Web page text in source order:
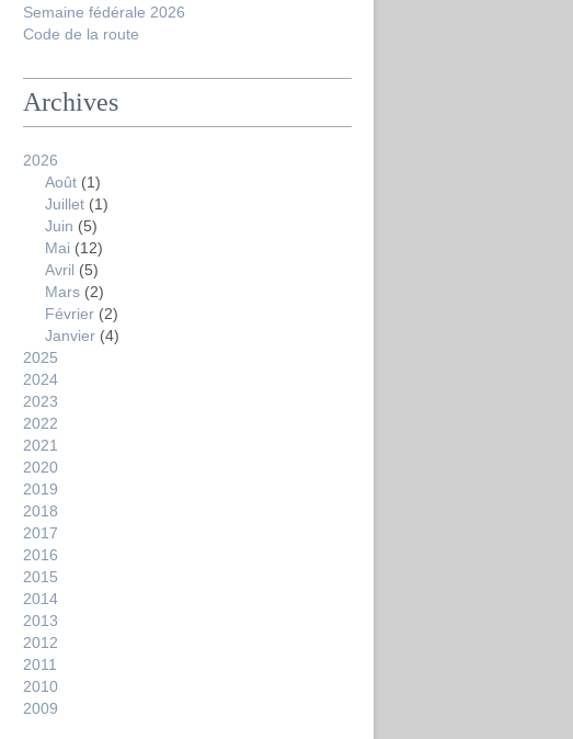
Semaine fédérale 2026
Code de la route
Archives
2026
Août (1)
Juillet (1)
Juin (5)
Mai (12)
Avril (5)
Mars (2)
Février (2)
Janvier (4)
2025
2024
2023
2022
2021
2020
2019
2018
2017
2016
2015
2014
2013
2012
2011
2010
2009